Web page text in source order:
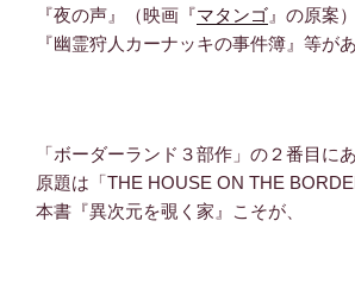
『夜の声』（映画『マタンゴ 』の原案）
『幽霊狩人カーナッキの事件簿』等があ
「ボーダーランド３部作」の２番目に
原題は「THE HOUSE ON THE
本書『異次元を覗く家』こそが、